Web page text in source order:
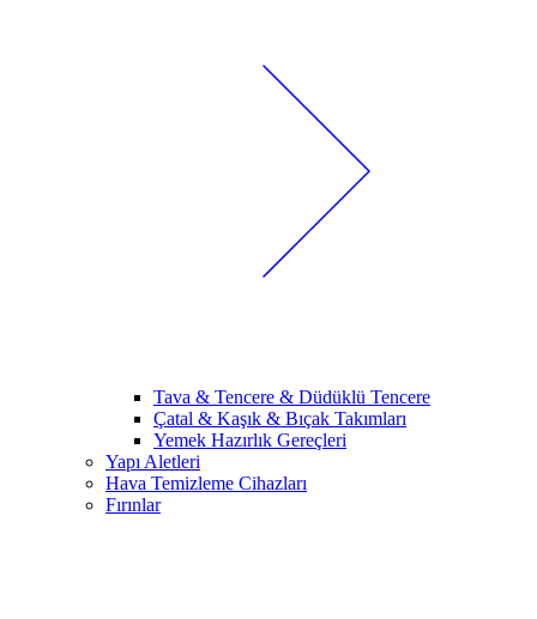
Tava & Tencere & Düdüklü Tencere
Çatal & Kaşık & Bıçak Takımları
Yemek Hazırlık Gereçleri
Yapı Aletleri
Hava Temizleme Cihazları
Fırınlar